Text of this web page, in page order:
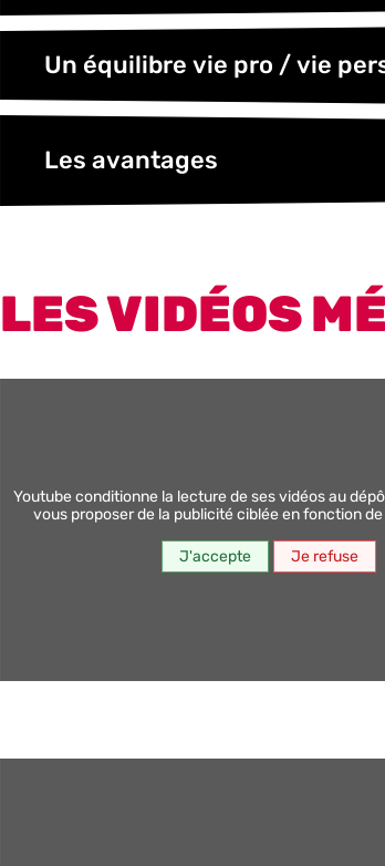
Un équilibre vie pro / vie
Les avantages
LES VIDÉOS
youtube conditionne la lecture de ses vidéos au dépôt de traceurs afin de
vous proposer de la publicité ciblée en fonction
J'accepte Je refuse